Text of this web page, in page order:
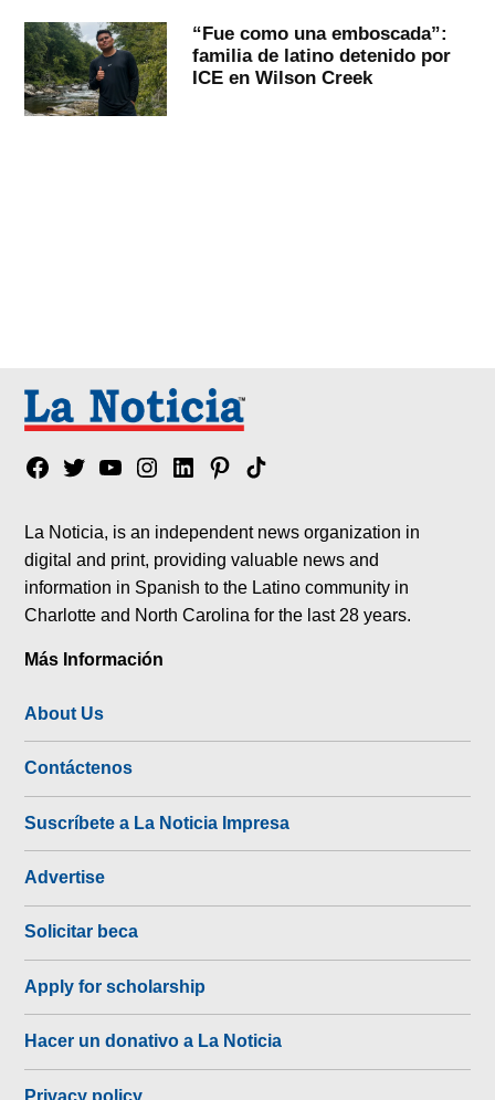
“Fue como una emboscada”:
familia de latino detenido por
ICE en Wilson Creek
Facebook
TwitterYouTubeInstagram
LinkedinPinterest
Tik
La Noticia, is an independent news organization in
digital and print, providing valuable news and
information in Spanish to the Latino community in
Charlotte and North Carolina for the last 28 years.
Más Información
About Us
Contáctenos
Suscríbete a La Noticia Impresa
Advertise
Solicitar beca
Apply for scholarship
Hacer un donativo a La Noticia
Privacy policy